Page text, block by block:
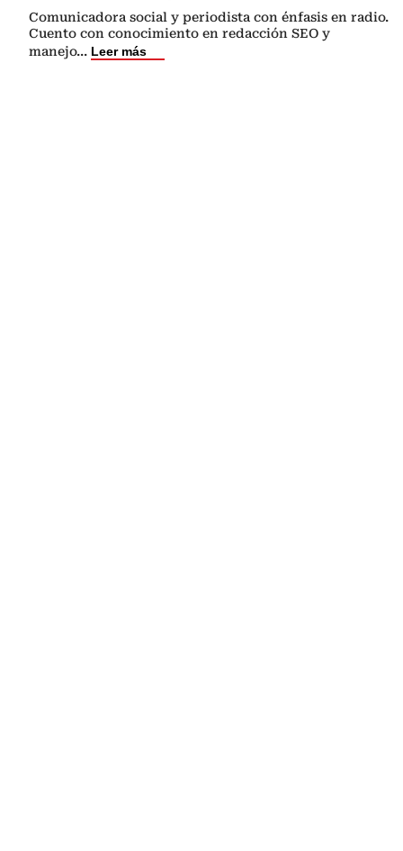
Comunicadora social y periodista con énfasis en radio.
Cuento con conocimiento en redacción SEO y
manejo... Leer más